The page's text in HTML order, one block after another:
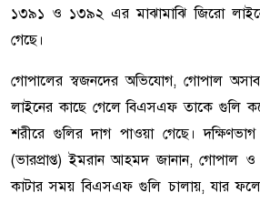
১৩৯১ ও ১৩৯২ এর মাঝামাঝি জিরো
গেছে।
গোপালের স্বজনদের অভিযোগ, গোপাল
লাইনের কাছে গেলে বিএসএফ তাকে গুলি
শরীরে গুলির দাগ পাওয়া গেছে। দক্ষিণভাগ
(ভারপ্রাপ্ত) ইমরান আহমদ জানান, গোপাল ও
কাটার সময় বিএসএফ গুলি চালায়, যার